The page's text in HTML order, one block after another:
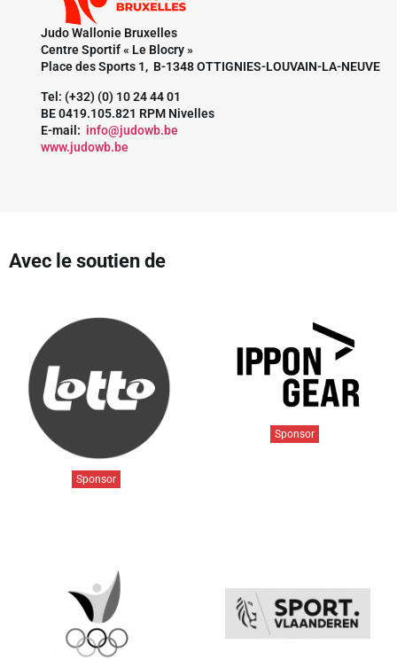
Judo Wallonie Bruxelles
Centre Sportif « Le Blocry »
Place des Sports 1, B-1348 OTTIGNIES-LOUVAIN-LA-NEUVE
Tel: (+32) (0) 10 24 44 01
BE 0419.105.821 RPM Nivelles
E-mail: info@judowb.be
www.judowb.be
Avec le soutien de
Sponsor
Sponsor